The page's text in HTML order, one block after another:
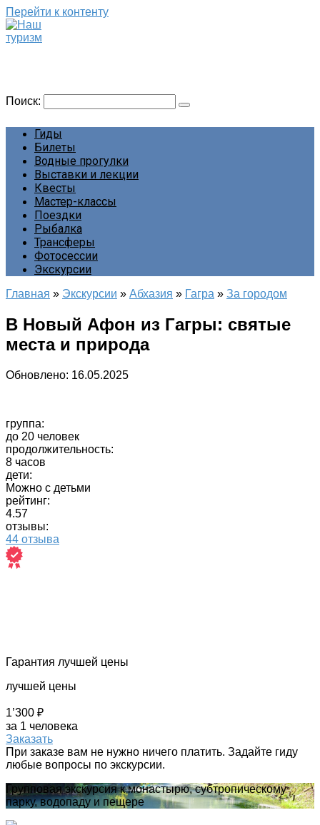
Перейти к контенту
Поиск:
Гиды
Билеты
Водные прогулки
Выставки и лекции
Квесты
Мастер-классы
Поездки
Рыбалка
Трансферы
Фотосессии
Экскурсии
Главная » Экскурсии » Абхазия » Гагра » За городом
В Новый Афон из Гагры: святые
места и природа
Обновлено: 16.05.2025
группа:
до 20 человек
продолжительность:
8 часов
дети:
Можно с детьми
рейтинг:
4.57
отзывы:
44 отзыва
Гарантия лучшей цены
лучшей цены
1’300 ₽
за 1 человека
Заказать
При заказе вам не нужно ничего платить. Задайте гиду
любые вопросы по экскурсии.
Групповая экскурсия к монастырю, субтропическому
парку, водопаду и пещере